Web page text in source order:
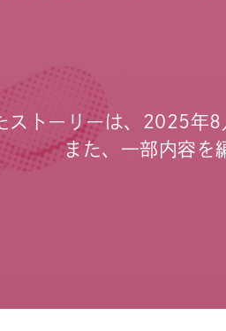
ストーリーは、2025年
また、一部内容を